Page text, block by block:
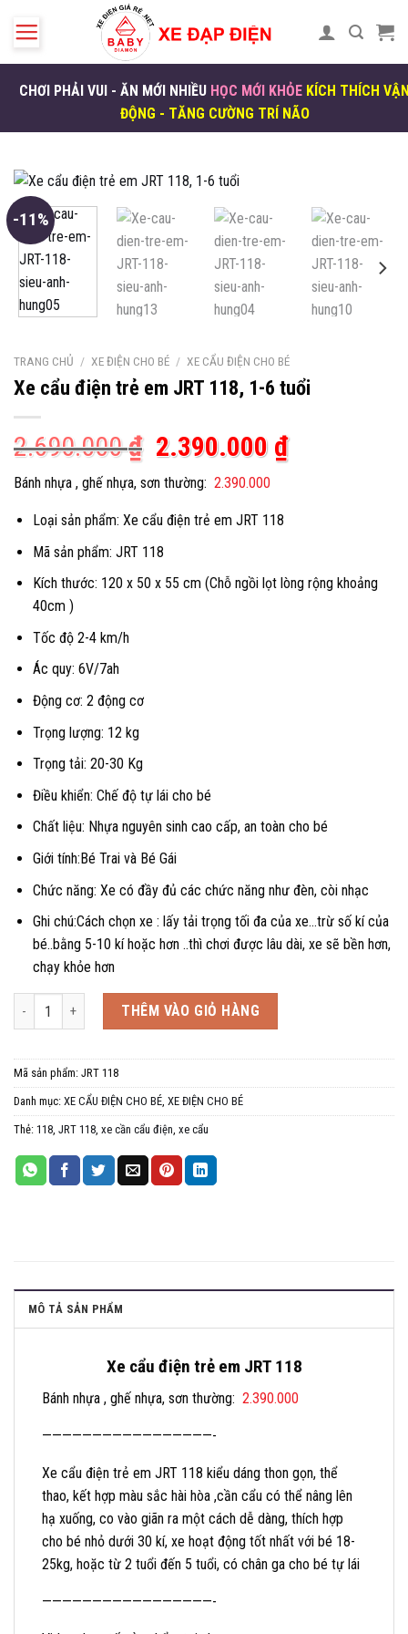
CHƠI PHẢI VUI - ĂN MỚI NHIỀU HỌC MỚI KHỎE KÍCH THÍCH
ĐỘNG - TĂNG CƯỜNG TRÍ NÃO
-11%
TRANG CHỦ / XE ĐIỆN CHO BÉ / XE CẨU ĐIỆN CHO BÉ
Xe cẩu điện trẻ em JRT 118, 1-6 tuổi
2.690.000₫ Giá
gốc
2.690.000 ₫.
2.390.000 ₫Giá
hiện
Bánh nhựa , ghế nhựa, sơn thường: 2.390.000
Loại sản phẩm: Xe cẩu điện trẻ em JRT 118
Mã sản phẩm: JRT 118
Kích thước: 120 x 50 x 55 cm (Chỗ ngồi lọt lòng rộng khoảng
40cm )
Tốc độ 2-4 km/h
Ác quy: 6V/7ah
Động cơ: 2 động cơ
Trọng lượng: 12 kg
Trọng tải: 20-30 Kg
Điều khiển: Chế độ tự lái cho bé
Chất liệu: Nhựa nguyên sinh cao cấp, an toàn cho bé
Giới tính:Bé Trai và Bé Gái
Chức năng: Xe có đầy đủ các chức năng như đèn, còi nhạc
Ghi chú:Cách chọn xe : lấy tải trọng tối đa của xe…trừ số kí của
bé..bằng 5-10 kí hoặc hơn ..thì chơi được lâu dài, xe sẽ bền hơn,
chạy khỏe hơn
Xe cẩu điện trẻ em JRT 118, 1-6 tuổi số lượng
THÊM VÀO GIỎ HÀNG
Mã sản phẩm: JRT 118
Danh mục: XE CẨU ĐIỆN CHO BÉ, XE ĐIỆN CHO BÉ
Thẻ: 118, JRT 118, xe cần cẩu điện, xe cẩu
MÔ TẢ SẢN PHẨM
Xe cẩu điện trẻ em JRT 118
Bánh nhựa , ghế nhựa, sơn thường: 2.390.000
—————————————————-
Xe cẩu điện trẻ em JRT 118 kiểu dáng thon gọn, thể
thao, kết hợp màu sắc hài hòa ,cần cẩu có thể nâng lên
hạ xuống, co vào giãn ra một cách dễ dàng, thích hợp
cho bé nhỏ dưới 30 kí, xe hoạt động tốt nhất với bé 18-
25kg, hoặc từ 2 tuổi đến 5 tuổi, có chân ga cho bé tự lái
—————————————————-